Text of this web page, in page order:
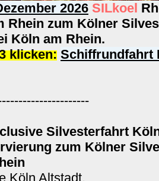
2026 SILkoel
Rhein zum Kölner
Köln am Rhein.
klicken: Schiffrundfahrt
Silvesterfahrt
zum Kölner
Köln Altstadt.